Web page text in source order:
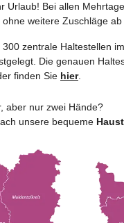
Urlaub! Bei allen
weitere Zuschläge
zentrale Haltestellen
Die genauen
finden Sie hier.
aber nur zwei Hände?
unsere bequeme